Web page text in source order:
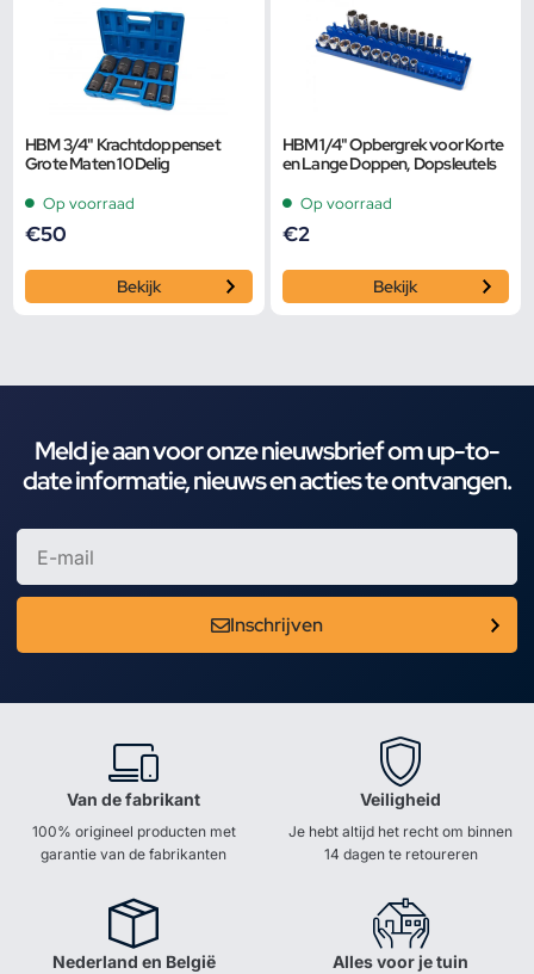
HBM 3/4" Krachtdoppenset
Grote Maten 10 Delig
Op voorraad
€50
Bekijk
HBM 1/4" Opbergrek voor Korte
en Lange Doppen, Dopsleutels
Op voorraad
€2
Bekijk
Meld je aan voor onze nieuwsbrief om up-to-
date informatie, nieuws en acties te ontvangen.
Inschrijven
Van de fabrikant
100% origineel producten met
garantie van de fabrikanten
Veiligheid
Je hebt altijd het recht om binnen
14 dagen te retoureren
Nederland en België Alles voor je tuin